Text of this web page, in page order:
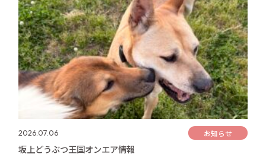
2026.07.06 お知らせ
坂上どうぶつ王国オンエア情報